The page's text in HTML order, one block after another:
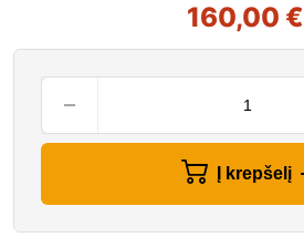
160,00 €
Į krepšelį